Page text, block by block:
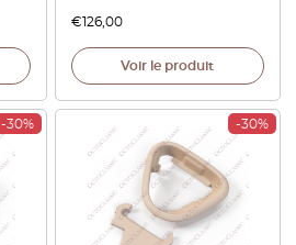
€126,00
Voir le produit
-30% -30%